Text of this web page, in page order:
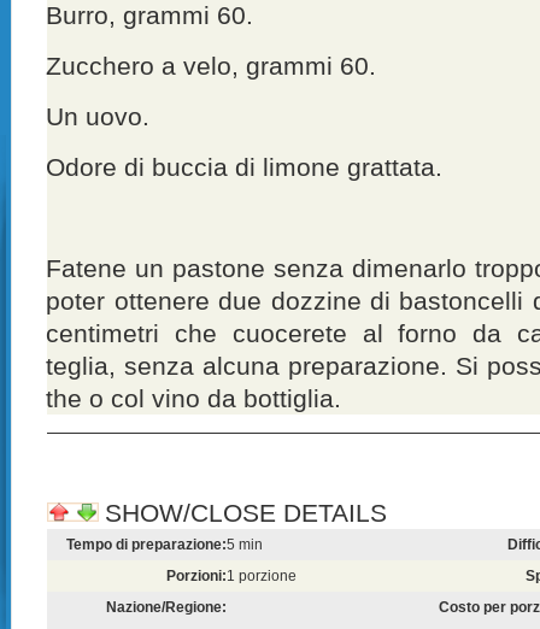
Burro, grammi 60.
Zucchero a velo, grammi 60.
Un uovo.
Odore di buccia di limone grattata.
Fatene un pastone senza dimenarlo
poter ottenere due dozzine di bastoncelli
centimetri che cuocerete al forno da
teglia, senza alcuna preparazione. Si
the o col vino da bottiglia.
SHOW/CLOSE DETAILS
Tempo di preparazione:5 min
Porzioni:1 porzione
Nazione/Regione:
Costo per